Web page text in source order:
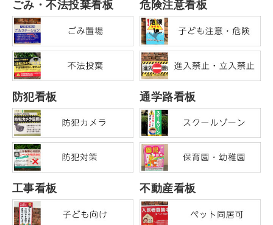
ごみ・不法投棄看板 危険注意看板
防犯看板 通学路看板
工事看板 不動産看板